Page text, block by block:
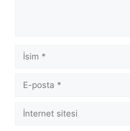
İsim
posta
İnternet